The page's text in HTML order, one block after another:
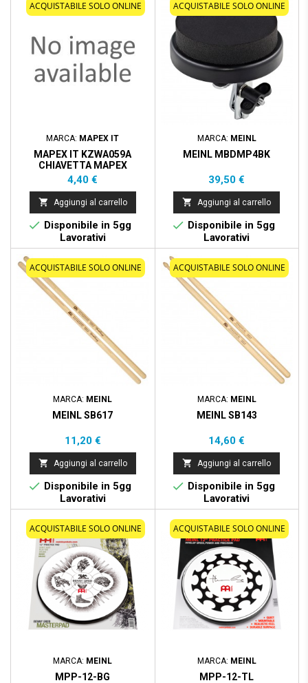
ACQUISTABILE SOLO ONLINE
MARCA: MAPEX IT
MAPEX IT KZWA059A
CHIAVETTA MAPEX
Prezzo
4,40 €
 Aggiungi al carrello
 Disponibile in 5gg
Lavorativi
ACQUISTABILE SOLO ONLINE
MARCA: MEINL
MEINL MBDMP4BK
Prezzo
39,50 €
 Aggiungi al carrello
 Disponibile in 5gg
Lavorativi
ACQUISTABILE SOLO ONLINE
MARCA: MEINL
MEINL SB617
Prezzo
11,20 €
 Aggiungi al carrello
 Disponibile in 5gg
Lavorativi
ACQUISTABILE SOLO ONLINE
MARCA: MEINL
MEINL SB143
Prezzo
14,60 €
 Aggiungi al carrello
 Disponibile in 5gg
Lavorativi
ACQUISTABILE SOLO ONLINE
MARCA: MEINL
MPP-12-BG
ACQUISTABILE SOLO ONLINE
MARCA: MEINL
MPP-12-TL